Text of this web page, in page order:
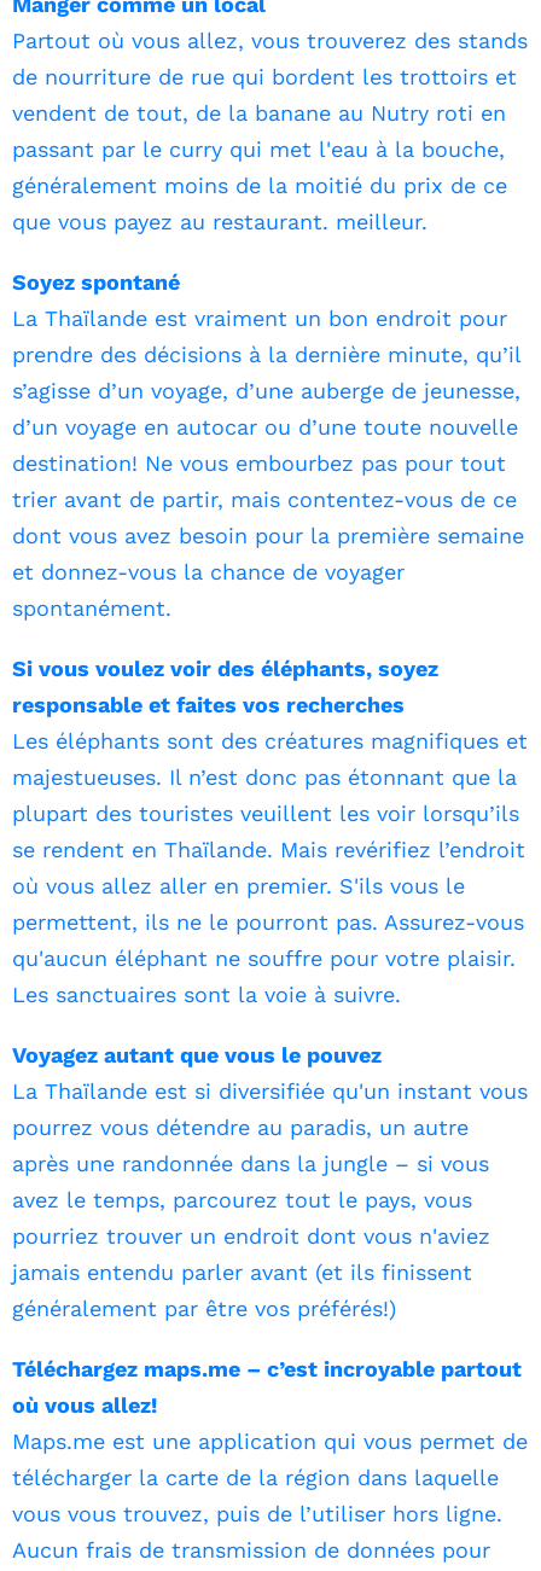
Partout où vous allez, vous trouverez des stands
de nourriture de rue qui bordent les trottoirs et
vendent de tout, de la banane au Nutry roti en
passant par le curry qui met l'eau à la bouche,
généralement moins de la moitié du prix de ce
que vous payez au restaurant. meilleur.
Soyez spontané
La Thaïlande est vraiment un bon endroit pour
prendre des décisions à la dernière minute, qu’il
s’agisse d’un voyage, d’une auberge de jeunesse,
d’un voyage en autocar ou d’une toute nouvelle
destination! Ne vous embourbez pas pour tout
trier avant de partir, mais contentez-vous de ce
dont vous avez besoin pour la première semaine
et donnez-vous la chance de voyager
spontanément.
Si vous voulez voir des éléphants, soyez
responsable et faites vos recherches
Les éléphants sont des créatures magnifiques et
majestueuses. Il n’est donc pas étonnant que la
plupart des touristes veuillent les voir lorsqu’ils
se rendent en Thaïlande. Mais revérifiez l’endroit
où vous allez aller en premier. S'ils vous le
permettent, ils ne le pourront pas. Assurez-vous
qu'aucun éléphant ne souffre pour votre plaisir.
Les sanctuaires sont la voie à suivre.
Voyagez autant que vous le pouvez
La Thaïlande est si diversifiée qu'un instant vous
pourrez vous détendre au paradis, un autre
après une randonnée dans la jungle – si vous
avez le temps, parcourez tout le pays, vous
pourriez trouver un endroit dont vous n'aviez
jamais entendu parler avant (et ils finissent
généralement par être vos préférés!)
Téléchargez maps.me – c’est incroyable partout
où vous allez!
Maps.me est une application qui vous permet de
télécharger la carte de la région dans laquelle
vous vous trouvez, puis de l’utiliser hors ligne.
Aucun frais de transmission de données pour